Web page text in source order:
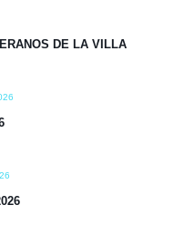
DE LA VILLA